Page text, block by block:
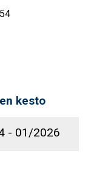
kesto
- 01/2026